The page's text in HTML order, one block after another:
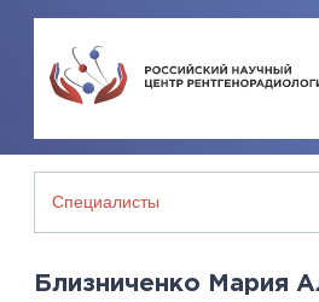
Близниченко Мария